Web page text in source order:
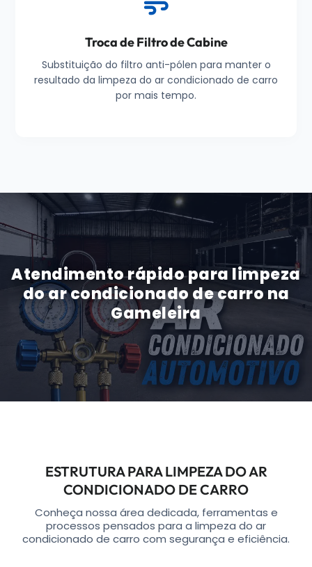
Troca de Filtro de Cabine
Substituição do filtro anti-pólen para manter o
resultado da limpeza do ar condicionado de carro
por mais tempo.
Atendimento rápido para limpeza
do ar condicionado de carro na
Gameleira
ESTRUTURA PARA LIMPEZA DO AR
CONDICIONADO DE CARRO
Conheça nossa área dedicada, ferramentas e
processos pensados para a limpeza do ar
condicionado de carro com segurança e eficiência.